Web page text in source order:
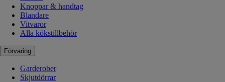
Knoppar & handtag
Blandare
Vitvaror
Alla kökstillbehör
Förvaring
Garderober
Skjutdörrar